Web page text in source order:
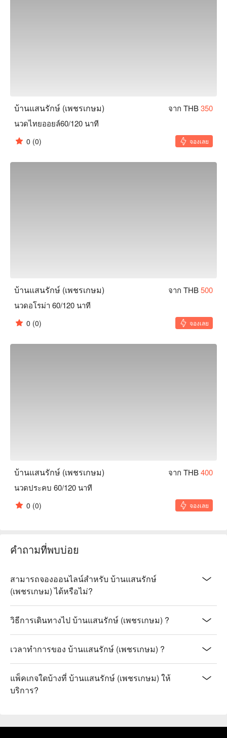
บ้านแสนรักษ์ (เพชรเกษม) จาก THB350
นวดไทยออยล์60/120 นาที
0 (0) จองเลย
บ้านแสนรักษ์ (เพชรเกษม) จาก THB500
นวดอโรม่า 60/120 นาที
0 (0) จองเลย
บ้านแสนรักษ์ (เพชรเกษม) จาก THB400
นวดประคบ 60/120 นาที
0 (0) จองเลย
คำถามที่พบบ่อย
สามารถจองออนไลน์สำหรับ บ้านแสนรักษ์
(เพชรเกษม) ได้หรือไม่?
วิธีการเดินทางไป บ้านแสนรักษ์ (เพชรเกษม) ?
เวลาทำการของ บ้านแสนรักษ์ (เพชรเกษม) ?
แพ็คเกจใดบ้างที่ บ้านแสนรักษ์ (เพชรเกษม) ให้
บริการ?